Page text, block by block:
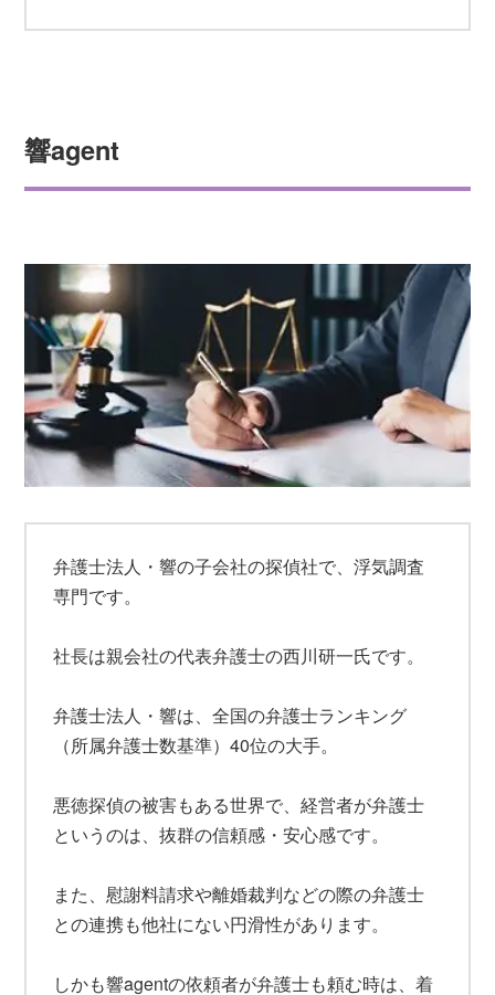
響agent
弁護士法人・響の子会社の探偵社で、浮気調査
専門です。
社長は親会社の代表弁護士の西川研一氏です。
弁護士法人・響は、全国の弁護士ランキング
（所属弁護士数基準）40位の大手。
悪徳探偵の被害もある世界で、経営者が弁護士
というのは、抜群の信頼感・安心感です。
また、慰謝料請求や離婚裁判などの際の弁護士
との連携も他社にない円滑性があります。
しかも響agentの依頼者が弁護士も頼む時は、着